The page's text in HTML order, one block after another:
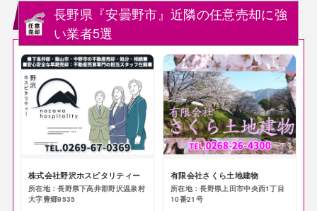
長野県『安曇野市』近隣の任意売却に強
い業者5選
株式会社野沢ホスピタリティー
所在地：長野県下高井郡野沢温泉村
大字豊郷9535
有限会社さくら土地建物
所在地：長野県上田市中央西1丁目
10番21号